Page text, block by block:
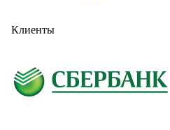
Клиенты